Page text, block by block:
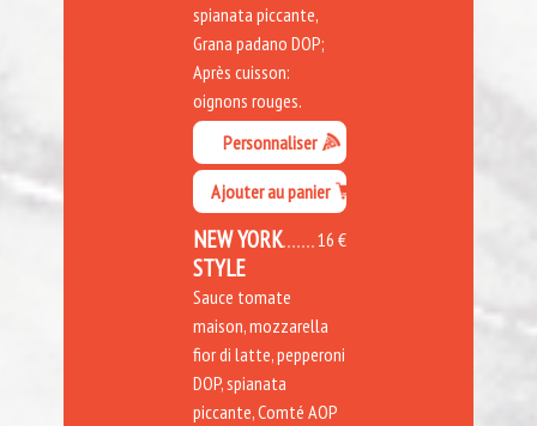
spianata piccante,
Grana padano DOP;
Après cuisson:
oignons rouges.
Personnaliser
Ajouter au panier
16 €
NEW YORK
STYLE
Sauce tomate
maison, mozzarella
fior di latte, pepperoni
DOP, spianata
piccante, Comté AOP